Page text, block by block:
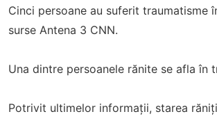
Cinci persoane au suferit traumatisme
surse Antena 3 CNN.
Una dintre persoanele rănite se afla
Potrivit ultimelor informații, starea